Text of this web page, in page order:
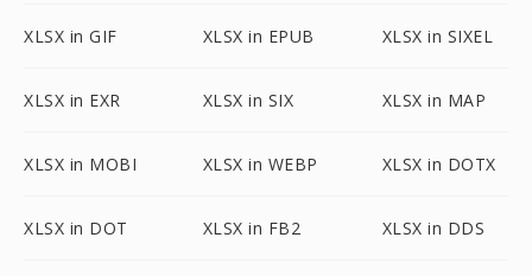
XLSX in GIF XLSX in EPUB XLSX in SIXEL
XLSX in EXR XLSX in SIX XLSX in MAP
XLSX in MOBI XLSX in WEBP XLSX in DOTX
XLSX in DOT XLSX in FB2 XLSX in DDS